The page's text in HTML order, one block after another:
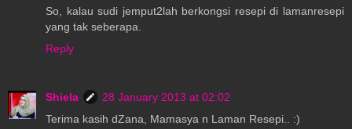
So, kalau sudi jemput2lah berkongsi resepi di lamanresepi
yang tak seberapa.
Reply
Shiela
28 January 2013 at 02:02
Terima kasih dZana, Mamasya n Laman Resepi.. :)